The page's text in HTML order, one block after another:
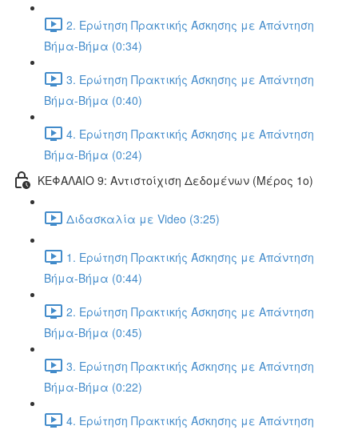
2. Ερώτηση Πρακτικής Άσκησης με Απάντηση
Βήμα-Βήμα (0:34)
3. Ερώτηση Πρακτικής Άσκησης με Απάντηση
Βήμα-Βήμα (0:40)
4. Ερώτηση Πρακτικής Άσκησης με Απάντηση
Βήμα-Βήμα (0:24)
ΚΕΦΑΛΑΙΟ 9: Αντιστοίχιση Δεδομένων (Μέρος 1ο)
Διδασκαλία με Video (3:25)
1. Ερώτηση Πρακτικής Άσκησης με Απάντηση
Βήμα-Βήμα (0:44)
2. Ερώτηση Πρακτικής Άσκησης με Απάντηση
Βήμα-Βήμα (0:45)
3. Ερώτηση Πρακτικής Άσκησης με Απάντηση
Βήμα-Βήμα (0:22)
4. Ερώτηση Πρακτικής Άσκησης με Απάντηση